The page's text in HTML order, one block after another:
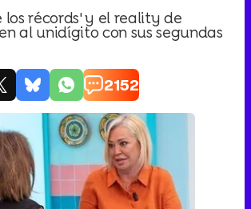
los récords' y el reality de
al unidígito con sus segundas
2152